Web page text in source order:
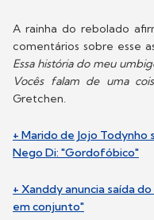
A rainha do rebolado
comentários sobre esse
Essa história do meu
Vocês falam de uma
Gretchen.
+ Marido de Jojo
Nego Di: "Gordofóbico"
+ Xanddy anuncia saída
em conjunto"